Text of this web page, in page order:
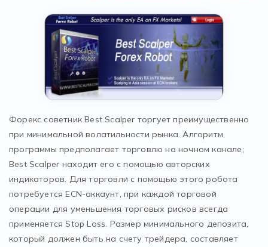
Форекс советник Best Scalper торгует преимущественно
при минимальной волатильности рынка. Алгоритм
программы предполагает торговлю на ночном канале;
Best Scalper находит его с помощью авторских
индикаторов. Для торговли с помощью этого робота
потребуется ЕCN-аккаунт, при каждой торговой
операции для уменьшения торговых рисков всегда
применяется Stop Loss. Размер минимального депозита,
который должен быть на счету трейдера, составляет